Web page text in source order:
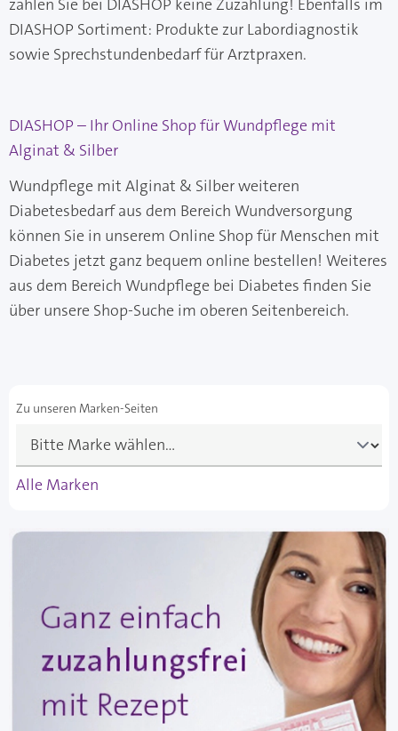
zahlen Sie bei DIASHOP keine Zuzahlung! Ebenfalls im
DIASHOP Sortiment: Produkte zur Labordiagnostik
sowie Sprechstundenbedarf für Arztpraxen.
DIASHOP – Ihr Online Shop für Wundpflege mit
Alginat & Silber
Wundpflege mit Alginat & Silber weiteren
Diabetesbedarf aus dem Bereich Wundversorgung
können Sie in unserem Online Shop für Menschen mit
Diabetes jetzt ganz bequem online bestellen! Weiteres
aus dem Bereich Wundpflege bei Diabetes finden Sie
über unsere Shop-Suche im oberen Seitenbereich.
Zu unseren Marken-Seiten
Alle Marken